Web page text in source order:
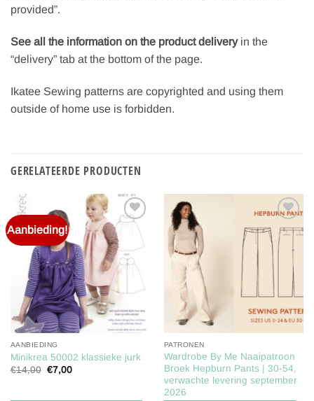
provided”.
See all the information on the product deliveryin the
“delivery” tab at the bottom of the page.
Ikatee Sewing patterns are copyrighted and using them
outside of home use is forbidden.
GERELATEERDE PRODUCTEN
Aanbieding!
Toevoegen
aan
verlanglijst
AANBIEDING
Minikrea 50002 klassieke jurk
€14,00 Oorspronkelijke
€7,00Huidige
Toevoegen
aan
verlanglijst
PATRONEN
Wardrobe By Me Naaipatroon
Broek Hepburn Pants | 30-54,
verwachte levering september
2026